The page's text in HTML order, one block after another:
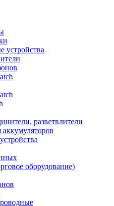
устройства
разветвлители
аккумуляторов
оборудование)